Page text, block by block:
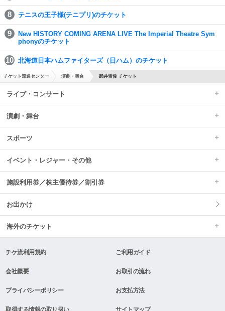
テニスの王子様(テニプリ)のチケット
New HISTORY COMING ARENA LIVE The Imperial Theatre Sym
phonyのチケット
北海道日本ハムファイターズ（日ハム）のチケット
チケット流通センター 演劇・舞台 武井雷俊 チケット
ライブ・コンサート
演劇・舞台
スポーツ
イベント・レジャー・その他
施設利用券／株主優待券／割引券
お出かけ
海外のチケット
チケ流利用規約 ご利用ガイド
会社概要 お取引の流れ
プライバシーポリシー お支払方法
取得する情報の取り扱い サイトマップ